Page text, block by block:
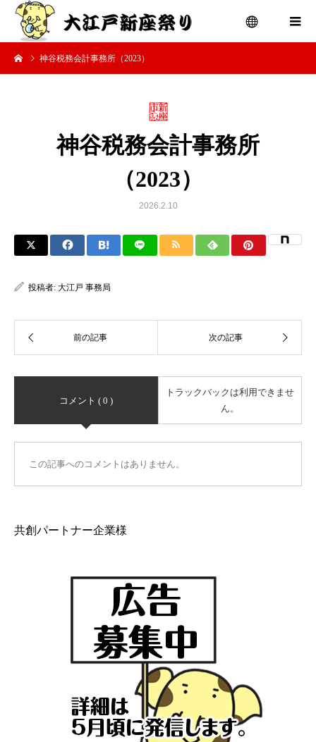
神谷税務会計事務所（2023）
神谷税務会計事務所
（2023）
2026.2.10
投稿者: 大江戸 事務局
コメント ( 0 )
トラックバックは利用できませ
ん。
この記事へのコメントはありません。
共創パートナー企業様